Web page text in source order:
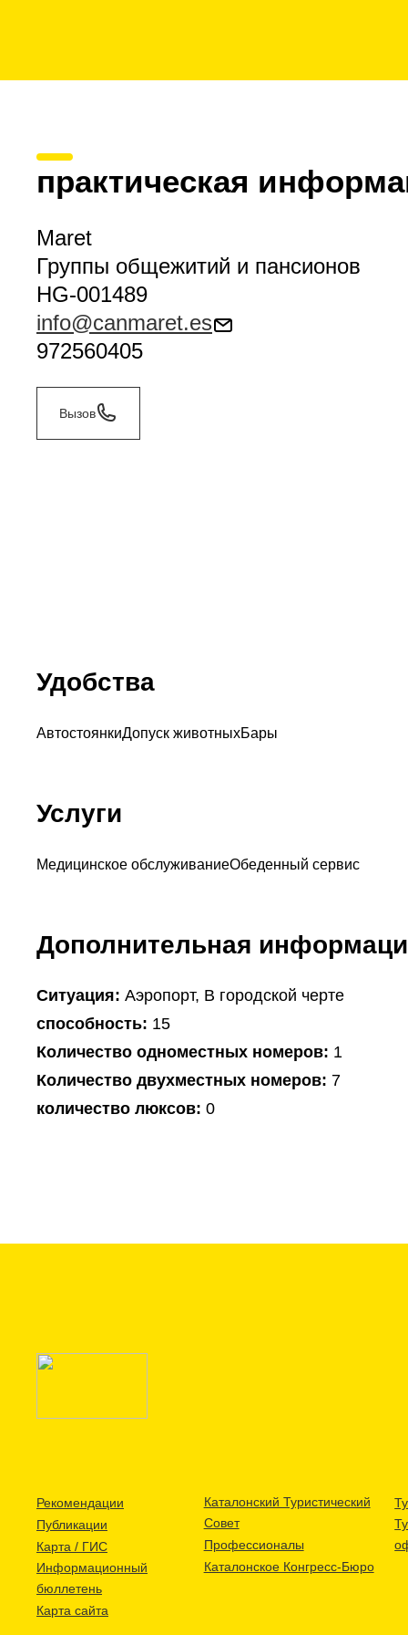
практическая
Maret
Группы общежитий и пансионов
HG-001489
info@canmaret.es
972560405
Вызов
Удобства
АвтостоянкиДопуск животныхБары
Услуги
Медицинское обслуживаниеОбеденный сервис
Дополнительная
Ситуация: Аэропорт, В городской черте
способность: 15
Количество одноместных номеров: 1
Количество двухместных номеров: 7
количество люксов: 0
Рекомендации
Публикации
Карта / ГИС
Информационный
бюллетень
Карта сайта
Каталонский Туристический
Совет
Профессионалы
Каталонское Конгресс-Бюро